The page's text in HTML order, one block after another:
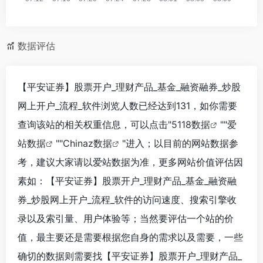
数据评估
【平安证券】股票开户_理财产品_基金_融资融券_炒股
网上开户_流程_软件浏览人数已经达到131，如你需要
查询该站的相关权重信息，可以点击"5118数据 ""爱
站数据
""Chinaz数据
"进入；以目前的网站数据参
考，建议大家请以爱站数据为准，更多网站价值评估因
素如：【平安证券】股票开户_理财产品_基金_融资融
券_炒股网上开户_流程_软件的访问速度、搜索引擎收
录以及索引量、用户体验等；当然要评估一个站的价
值，最主要还是需要根据您自身的需求以及需要，一些
确切的数据则需要找【平安证券】股票开户_理财产品_